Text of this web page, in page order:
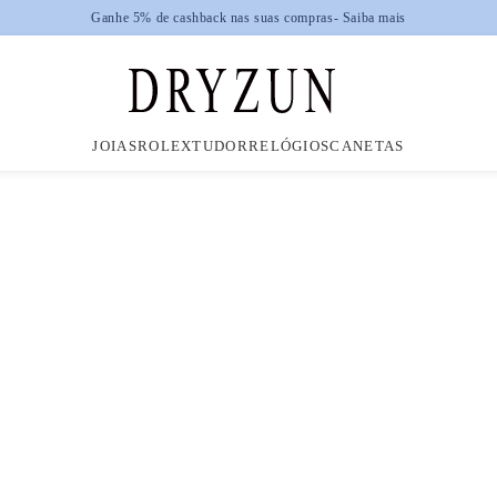
JOIASROLEXTUDORRELÓGIOSCANETAS